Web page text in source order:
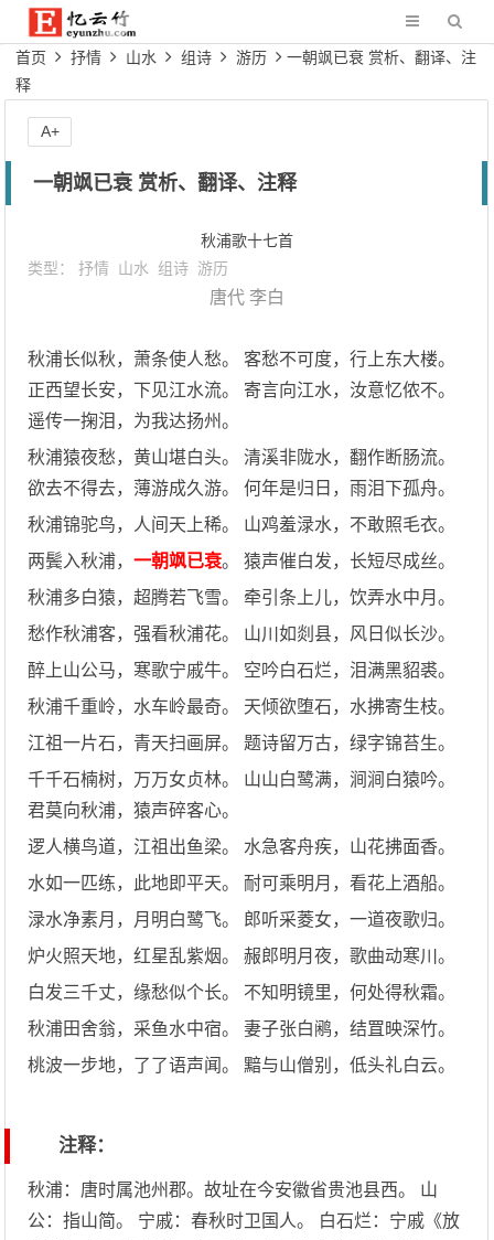
首页 抒情 山水 组诗 游历
一朝飒已衰 赏析、翻译、注
释
一朝飒已衰 赏析、翻译、注释
秋浦歌十七首
类型：抒情 山水 组诗 游历
唐代 李白
秋浦长似秋，萧条使人愁。 客愁不可度，行上东大楼。
正西望长安，下见江水流。 寄言向江水，汝意忆侬不。
遥传一掬泪，为我达扬州。
秋浦猿夜愁，黄山堪白头。 清溪非陇水，翻作断肠流。
欲去不得去，薄游成久游。 何年是归日，雨泪下孤舟。
秋浦锦驼鸟，人间天上稀。 山鸡羞渌水，不敢照毛衣。
两鬓入秋浦，一朝飒已衰。 猿声催白发，长短尽成丝。
秋浦多白猿，超腾若飞雪。 牵引条上儿，饮弄水中月。
愁作秋浦客，强看秋浦花。 山川如剡县，风日似长沙。
醉上山公马，寒歌宁戚牛。 空吟白石烂，泪满黑貂裘。
秋浦千重岭，水车岭最奇。 天倾欲堕石，水拂寄生枝。
江祖一片石，青天扫画屏。 题诗留万古，绿字锦苔生。
千千石楠树，万万女贞林。 山山白鹭满，涧涧白猿吟。
君莫向秋浦，猿声碎客心。
逻人横鸟道，江祖出鱼梁。 水急客舟疾，山花拂面香。
水如一匹练，此地即平天。 耐可乘明月，看花上酒船。
渌水净素月，月明白鹭飞。 郎听采菱女，一道夜歌归。
炉火照天地，红星乱紫烟。 赧郎明月夜，歌曲动寒川。
白发三千丈，缘愁似个长。 不知明镜里，何处得秋霜。
秋浦田舍翁，采鱼水中宿。 妻子张白鹇，结罝映深竹。
桃波一步地，了了语声闻。 黯与山僧别，低头礼白云。
注释：
秋浦：唐时属池州郡。故址在今安徽省贵池县西。 山
公：指山简。 宁戚：春秋时卫国人。 白石烂：宁戚《放
A+